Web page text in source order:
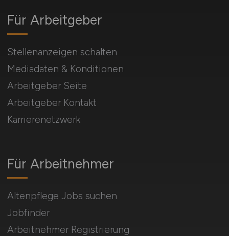
Für Arbeitnehmer
Altenpflege Jobs suchen
Jobfinder
Arbeitnehmer Registrierung
Für Arbeitgeber
Stellenanzeigen schalten
Mediadaten & Konditionen
Arbeitgeber Seite
Arbeitgeber Kontakt
Karrierenetzwerk